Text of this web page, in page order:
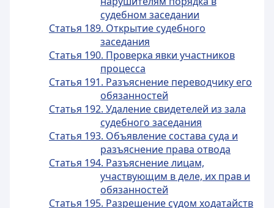
судебном заседании
Статья 189. Открытие судебного
заседания
Статья 190. Проверка явки участников
процесса
Статья 191. Разъяснение переводчику его
обязанностей
Статья 192. Удаление свидетелей из зала
судебного заседания
Статья 193. Объявление состава суда и
разъяснение права отвода
Статья 194. Разъяснение лицам,
участвующим в деле, их прав и
обязанностей
Статья 195. Разрешение судом ходатайств